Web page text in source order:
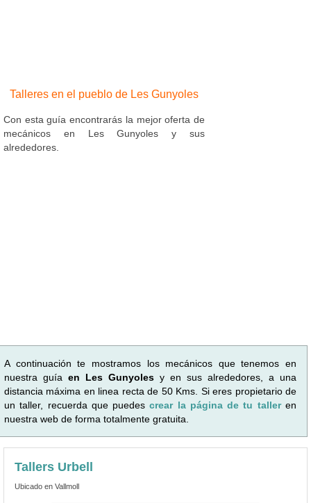
Talleres en el pueblo de Les Gunyoles
Con esta guía encontrarás la mejor oferta de
mecánicos en Les Gunyoles y sus
alrededores.
A continuación te mostramos los mecánicos que tenemos en
nuestra guía en Les Gunyoles y en sus alrededores, a una
distancia máxima en linea recta de 50 Kms. Si eres propietario de
un taller, recuerda que puedescrear la página de tu talleren
nuestra web de forma totalmente gratuita.
Tallers Urbell
Ubicado en Vallmoll